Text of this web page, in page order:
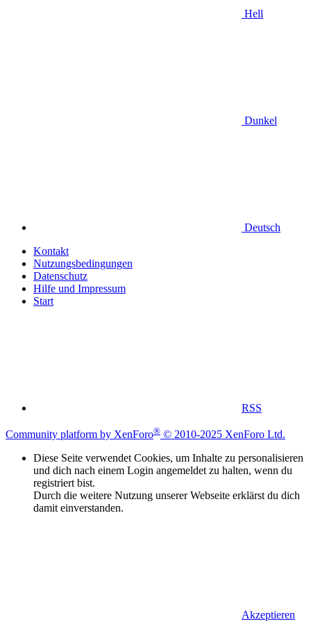
Hell
Dunkel
Deutsch
Kontakt
Nutzungsbedingungen
Datenschutz
Hilfe und Impressum
Start
RSS
Community platform by XenForo® © 2010-2025 XenForo Ltd.
Diese Seite verwendet Cookies, um Inhalte zu personalisieren
und dich nach einem Login angemeldet zu halten, wenn du
registriert bist.
Durch die weitere Nutzung unserer Webseite erklärst du dich
damit einverstanden.
Akzeptieren